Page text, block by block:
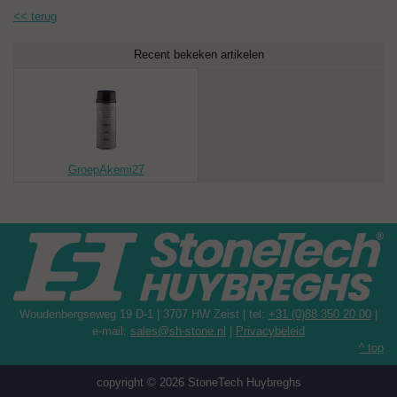
op diverse materialen.
<< terug
Recent bekeken artikelen
GroepAkemi27
Woudenbergseweg 19 D-1 | 3707 HW Zeist | tel: +31 (0)88 350 20 00
e-mail: sales@sh-stone.nl
Privacybeleid
^ top
copyright © 2026 StoneTech Huybreghs